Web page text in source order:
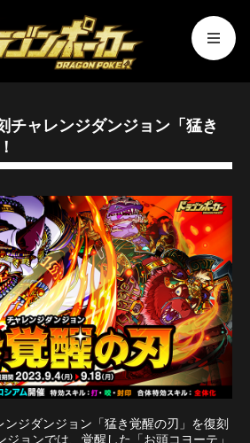
チャレンジダンジョン「猛き
ジダンジョン「猛き覚醒の刃」を復刻
ョンでは、覚醒した「お頭コヨーテ」